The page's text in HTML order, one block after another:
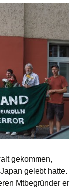
gekommen,
gelebt hatte.
Mtbegründer er